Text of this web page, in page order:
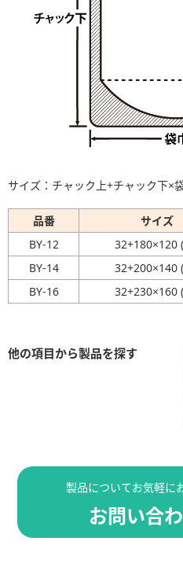
サイズ：チャック上+チャック下×
品番 サイズ
BY-12
32+180×120
BY-14
32+200×140
BY-16
32+230×160
他の項目から製品を探す
製品についてお気軽に
お問い合